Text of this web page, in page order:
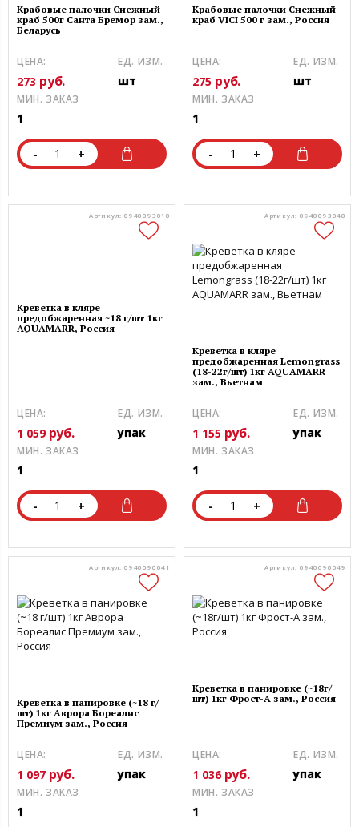
Крабовые палочки Снежный
краб 500г Санта Бремор зам.,
Беларусь
ЦЕНА:
273 руб. шт
ЕД. ИЗМ.
1
МИН. ЗАКАЗ
- +
Крабовые палочки Снежный
краб VICI 500 г зам., Россия
ЦЕНА:
275 руб. шт
ЕД. ИЗМ.
1
МИН. ЗАКАЗ
- +
Артикул: 0940093010
Креветка в кляре
предобжаренная ~18 г/шт 1кг
AQUAMARR, Россия
ЦЕНА:
1 059 руб. упак
ЕД. ИЗМ.
1
МИН. ЗАКАЗ
- +
Артикул: 0940093040
Креветка в кляре
предобжаренная Lemongrass
(18-22г/шт) 1кг AQUAMARR
зам., Вьетнам
ЦЕНА:
1 155 руб. упак
ЕД. ИЗМ.
1
МИН. ЗАКАЗ
- +
Артикул: 0940090041
Креветка в панировке (~18 г/
шт) 1кг Аврора Бореалис
Премиум зам., Россия
ЦЕНА:
1 097 руб. упак
ЕД. ИЗМ.
1
МИН. ЗАКАЗ
Артикул: 0940090049
Креветка в панировке (~18г/
шт) 1кг Фрост-А зам., Россия
ЦЕНА:
1 036 руб. упак
ЕД. ИЗМ.
1
МИН. ЗАКАЗ